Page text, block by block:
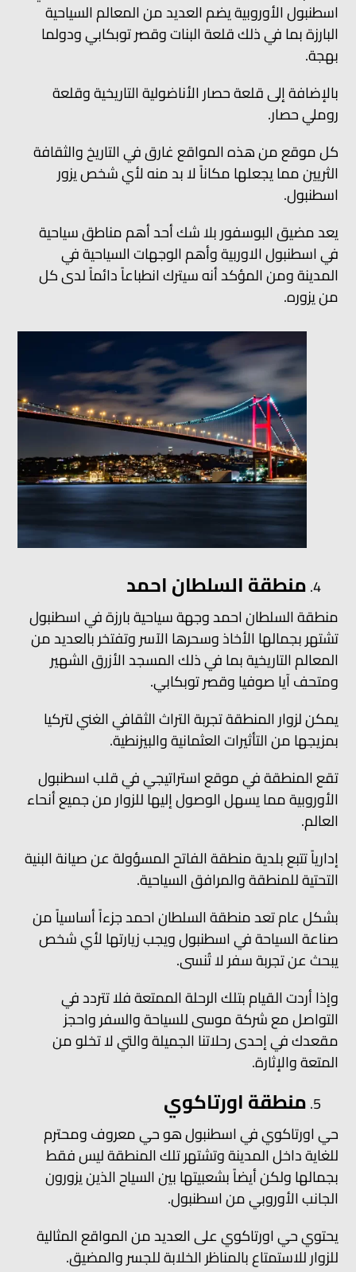
اسطنبول الأوروبية يضم العديد من المعالم السياحية
البارزة بما في ذلك قلعة البنات وقصر توبكابي ودولما
بهجة.
بالإضافة إلى قلعة حصار الأناضولية التاريخية وقلعة
روملي حصار.
كل موقع من هذه المواقع غارق في التاريخ والثقافة
الثريين مما يجعلها مكاناً لا بد منه لأي شخص يزور
اسطنبول.
يعد مضيق البوسفور بلا شك أحد أهم مناطق سياحية
في اسطنبول الاوربية وأهم الوجهات السياحية في
المدينة ومن المؤكد أنه سيترك انطباعاً دائماً لدى كل
من يزوره.
منطقة السلطان احمد
منطقة السلطان احمد وجهة سياحية بارزة في اسطنبول
تشتهر بجمالها الأخاذ وسحرها الآسر وتفتخر بالعديد من
المعالم التاريخية بما في ذلك المسجد الأزرق الشهير
ومتحف آيا صوفيا وقصر توبكابي.
يمكن لزوار المنطقة تجربة التراث الثقافي الغني لتركيا
بمزيجها من التأثيرات العثمانية والبيزنطية.
تقع المنطقة في موقع استراتيجي في قلب اسطنبول
الأوروبية مما يسهل الوصول إليها للزوار من جميع أنحاء
العالم.
إدارياً تتبع بلدية منطقة الفاتح المسؤولة عن صيانة البنية
التحتية للمنطقة والمرافق السياحية.
بشكل عام تعد منطقة السلطان احمد جزءاً أساسياً من
صناعة السياحة في اسطنبول ويجب زيارتها لأي شخص
يبحث عن تجربة سفر لا تُنسى.
وإذا أردت القيام بتلك الرحلة الممتعة فلا تتردد في
التواصل مع شركة موسى للسياحة والسفر واحجز
مقعدك في إحدى رحلاتنا الجميلة والتي لا تخلو من
المتعة والإثارة.
منطقة اورتاكوي
حي اورتاكوي في اسطنبول هو حي معروف ومحترم
للغاية داخل المدينة وتشتهر تلك المنطقة ليس فقط
بجمالها ولكن أيضاً بشعبيتها بين السياح الذين يزورون
الجانب الأوروبي من اسطنبول.
يحتوي حي اورتاكوي على العديد من المواقع المثالية
للزوار للاستمتاع بالمناظر الخلابة للجسر والمضيق.